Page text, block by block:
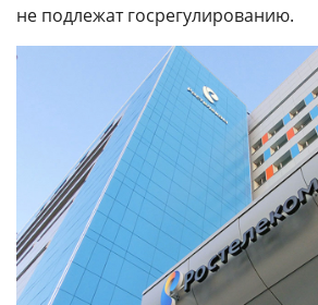
не подлежат госрегулированию.